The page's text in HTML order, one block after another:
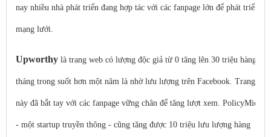
nay nhiều nhà phát triển đang hợp tác với các fanpage lớn để phát triển
mạng lưới.
Upworthy là trang web có lượng độc giả từ 0 tăng lên 30 triệu hàng
tháng trong suốt hơn một năm là nhờ lưu lượng trên Facebook. Trang
này đã bắt tay với các fanpage vững chân để tăng lượt xem. PolicyMic
- một startup truyền thông - cũng tăng được 10 triệu lưu lượng hàng